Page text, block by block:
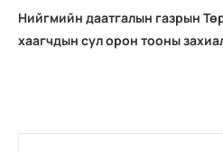
Нийгмийн даатгалын газрын
хаагчдын сул орон тооны